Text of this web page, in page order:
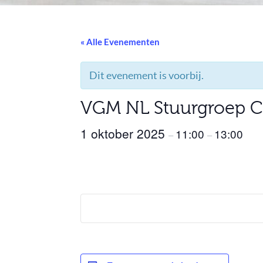
« Alle Evenementen
Dit evenement is voorbij.
VGM NL Stuurgroep
1 oktober 2025 – 11:00 – 13:00